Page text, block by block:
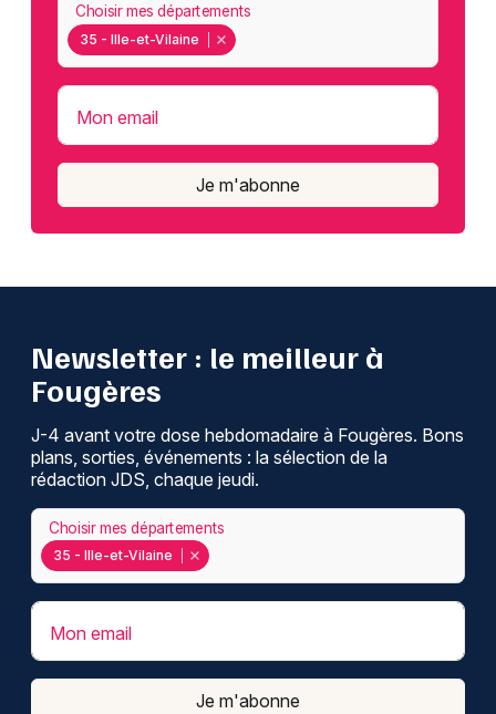
35 - Ille-et-Vilaine
Choisir mes départements
Mon email
Je m'abonne
Newsletter : le meilleur à
Fougères
J-4 avant votre dose hebdomadaire à Fougères. Bons
plans, sorties, événements : la sélection de la
rédaction JDS, chaque jeudi.
35 - Ille-et-Vilaine
Choisir mes départements
Mon email
Je m'abonne